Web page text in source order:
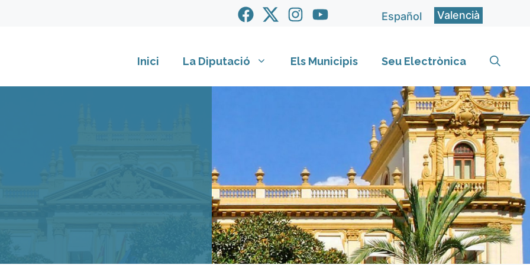
Español Valencià
Inici La Diputació Els Municipis Seu Electrònica